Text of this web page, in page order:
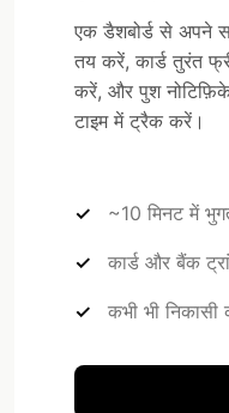
एक डैशबोर्ड से अपने
तय करें, कार्ड तुरंत
करें, और पुश
टाइम में ट्रैक करें।
~10 मिनट में
कार्ड और बैंक
कभी भी निकासी